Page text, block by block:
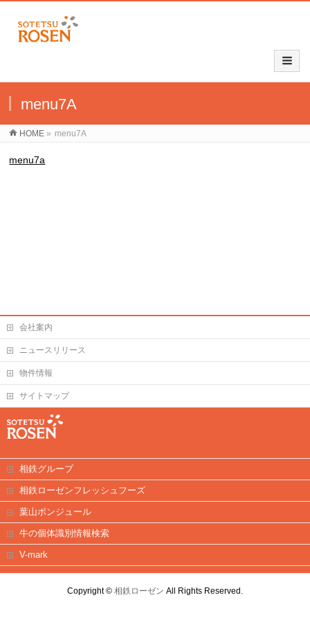
menu7A
HOME » menu7A
menu7a
会社案内
ニュースリリース
物件情報
サイトマップ
相鉄グループ
相鉄ローゼンフレッシュフーズ
葉山ボンジュール
牛の個体識別情報検索
V-mark
Copyright © 相鉄ローゼン All Rights Reserved.